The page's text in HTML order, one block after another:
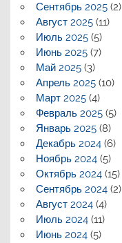
Сентябрь 2025(2)
Август 2025(11)
Июль 2025(5)
Июнь 2025(7)
Май 2025(3)
Апрель 2025(10)
Март 2025(4)
Февраль 2025(5)
Январь 2025(8)
Декабрь 2024(6)
Ноябрь 2024(5)
Октябрь 2024(15)
Сентябрь 2024(2)
Август 2024(4)
Июль 2024(11)
Июнь 2024(5)